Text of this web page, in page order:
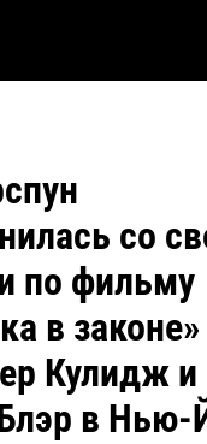
со
по фильму
в законе»
Кулидж и
в Нью-